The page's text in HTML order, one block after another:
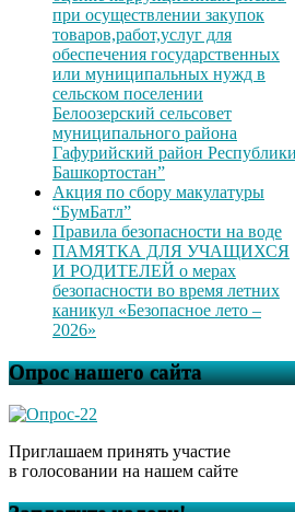
при осуществлении закупок
товаров,работ,услуг для
обеспечения государственных
или муниципальных нужд в
сельском поселении
Белоозерский сельсовет
муниципального района
Гафурийский район Республики
Башкортостан”
Акция по сбору макулатуры
“БумБатл”
Правила безопасности на воде
ПАМЯТКА ДЛЯ УЧАЩИХСЯ
И РОДИТЕЛЕЙ о мерах
безопасности во время летних
каникул «Безопасное лето –
2026»
Опрос нашего сайта
Приглашаем принять участие
в голосовании на нашем сайте